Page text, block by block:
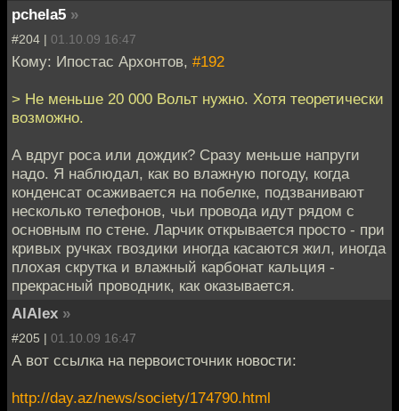
pchela5 »
#204 | 01.10.09 16:47
Кому: Ипостас Архонтов, #192
> Не меньше 20 000 Вольт нужно. Хотя теоретически
возможно.
А вдруг роса или дождик? Сразу меньше напруги
надо. Я наблюдал, как во влажную погоду, когда
конденсат осаживается на побелке, подзванивают
несколько телефонов, чьи провода идут рядом с
основным по стене. Ларчик открывается просто - при
кривых ручках гвоздики иногда касаются жил, иногда
плохая скрутка и влажный карбонат кальция -
прекрасный проводник, как оказывается.
AlAlex »
#205 | 01.10.09 16:47
А вот ссылка на первоисточник новости:
http://day.az/news/society/174790.html